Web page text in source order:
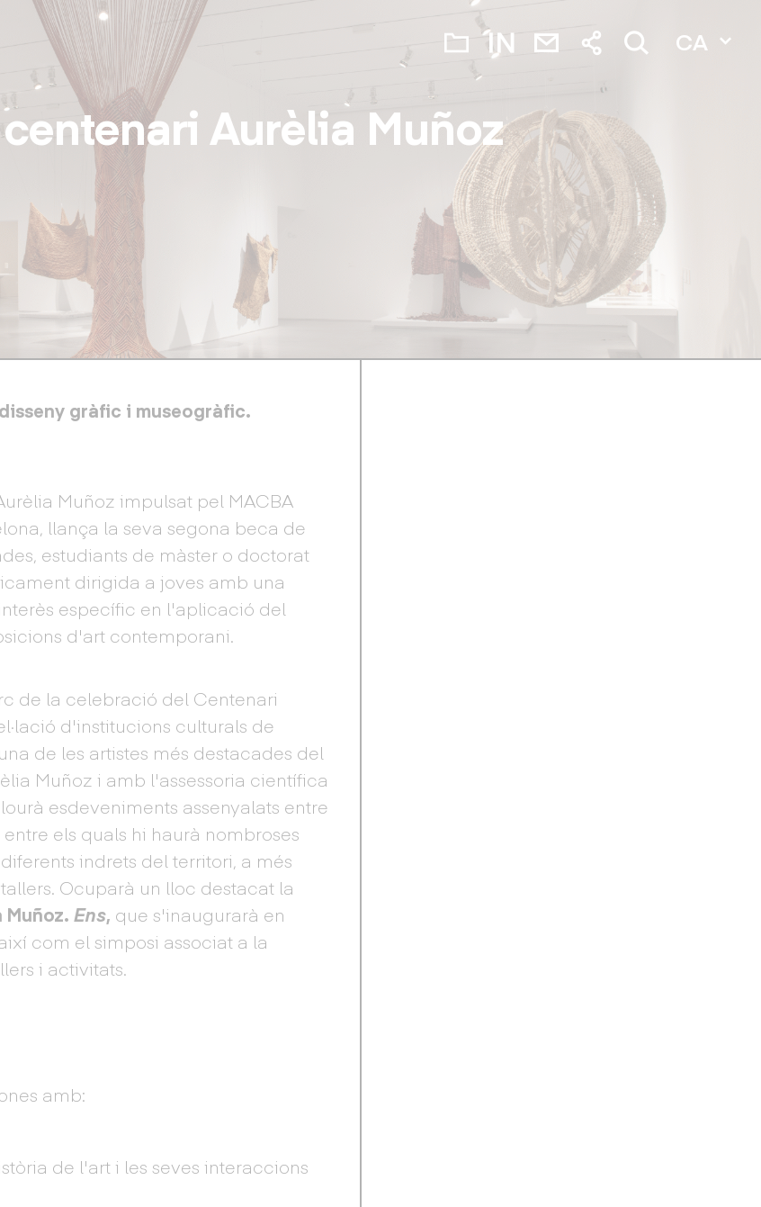
Vés
al
contingut
CA
Aurèlia Muñoz
gràfic i museogràfic.
Muñoz impulsat pel MACBA
llança la seva segona beca de
estudiants de màster o doctorat
dirigida a joves amb una
específic en l'aplicació del
d'art contemporani.
de la celebració del Centenari
d'institucions culturals de
de les artistes més destacades del
Muñoz i amb l'assessoria científica
esdeveniments assenyalats entre
els quals hi haurà nombroses
indrets del territori, a més
Ocuparà un lloc destacat la
Muñoz. Ens, que s'inaugurarà en
com el simposi associat a la
i activitats.
amb:
de l'art i les seves interaccions